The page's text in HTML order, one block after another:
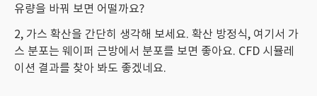
유량을 바꿔 보면 어떨까요?
2, 가스 확산을 간단히 생각해 보세요. 확산 방정식, 여기서 가
스 분포는 웨이퍼 근방에서 분포를 보면 좋아요. CFD 시뮬레
이션 결과를 찾아 봐도 좋겠네요.